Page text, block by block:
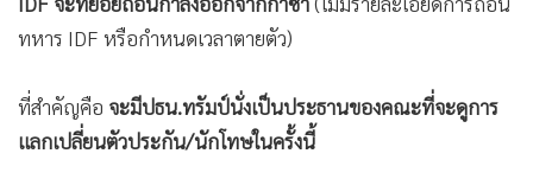
แผนนี้เป้าหมายคือ ให้ฮามาสต้องยอมปล่อยตัวประกัน
ใดๆ-พร้อมฮามาสต้องวางอาวุธทั้งหมด-เพื่อแลกกับนักโทษ
ปาเลสไตน์
ที่ถูกจับทุกข์ทรมานอยู่ในคุกของอิสราเอล (มีบาง